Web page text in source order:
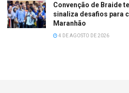
Convenção de Braide
sinaliza desafios para
Maranhão
4 DE AGOSTO DE 2026